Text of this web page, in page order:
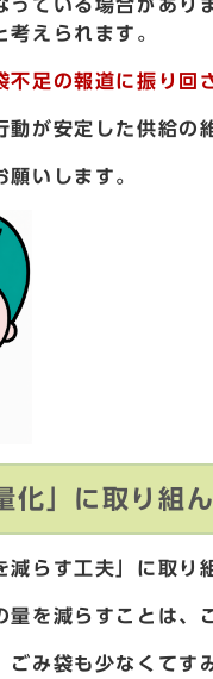
っている場合があり
考えられます。
不足の報道に振り回
動が安定した供給の
願いします。
化」に取り組
減らす工夫」に取り
量を減らすことは、
ごみ袋も少なくてす